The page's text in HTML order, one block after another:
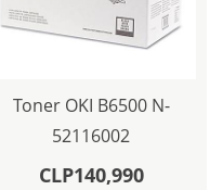
Toner OKI B6500 N-
52116002
CLP140,990